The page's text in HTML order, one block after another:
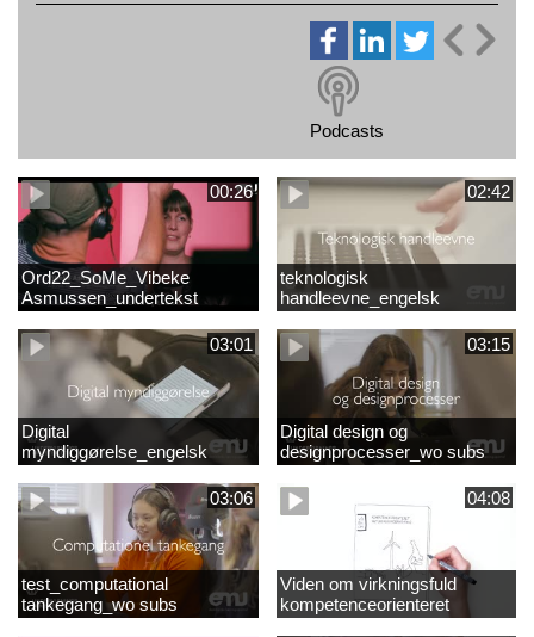
Podcasts
00:26
Ord22_SoMe_Vibeke
Asmussen_undertekst
02:42
teknologisk
handleevne_engelsk
03:01
Digital
myndiggørelse_engelsk
03:15
Digital design og
designprocesser_wo subs
03:06
test_computational
tankegang_wo subs
04:08
Viden om virkningsfuld
kompetenceorienteret
naturfagsundervisning